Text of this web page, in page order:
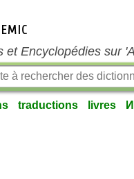
et Encyclopédies sur
traductions livres